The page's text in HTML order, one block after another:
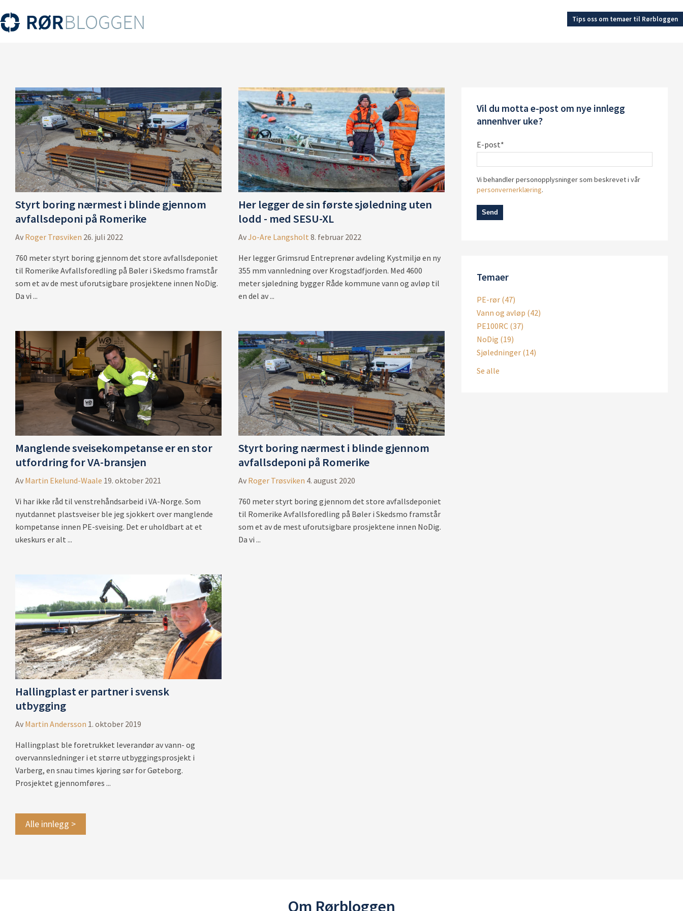
Tips oss om temaer til Rørbloggen
Styrt boring nærmest i blinde gjennom
avfallsdeponi på Romerike
Av Roger Trøsviken 26. juli 2022
760 meter styrt boring gjennom det store avfallsdeponiet
til Romerike Avfallsforedling på Bøler i Skedsmo framstår
som et av de mest uforutsigbare prosjektene innen NoDig.
Da vi ...
Her legger de sin første sjøledning uten
lodd - med SESU-XL
AvJo-Are Langsholt 8. februar 2022
Her legger Grimsrud Entreprenør avdeling Kystmiljø en ny
355 mm vannledning over Krogstadfjorden. Med 4600
meter sjøledning bygger Råde kommune vann og avløp til
en del av ...
Manglende sveisekompetanse er en stor
utfordring for VA-bransjen
Av Martin Ekelund-Waale 19. oktober 2021
Vi har ikke råd til venstrehåndsarbeid i VA-Norge. Som
nyutdannet plastsveiser ble jeg sjokkert over manglende
kompetanse innen PE-sveising. Det er uholdbart at et
ukeskurs er alt ...
Styrt boring nærmest i blinde gjennom
avfallsdeponi på Romerike
Av Roger Trøsviken 4. august 2020
760 meter styrt boring gjennom det store avfallsdeponiet
til Romerike Avfallsforedling på Bøler i Skedsmo framstår
som et av de mest uforutsigbare prosjektene innen NoDig.
Da vi ...
Hallingplast er partner i svensk
utbygging
Av Martin Andersson 1. oktober 2019
Hallingplast ble foretrukket leverandør av vann- og
overvannsledninger i et større utbyggingsprosjekt i
Varberg, en snau times kjøring sør for Gøteborg.
Prosjektet gjennomføres ...
Alle innlegg >
Vil du motta e-post om nye innlegg
annenhver uke?
E-post*
Vi behandler personopplysninger som beskrevet i vår
personvernerklæring.
Temaer
PE-rør (47)
Vann og avløp (42)
PE100RC (37)
NoDig (19)
Sjøledninger (14)
Se alle
Om Rørbloggen